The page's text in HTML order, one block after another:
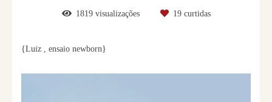
1819visualizações 19curtidas
{Luiz , ensaio newborn}